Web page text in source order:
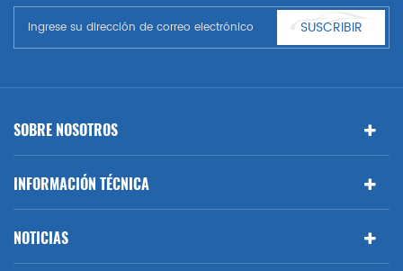
Benz, BMW
SUSCRIBIR
SOBRE NOSOTROS
INFORMACIÓN TÉCNICA
NOTICIAS